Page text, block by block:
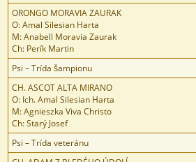
ORONGO MORAVIA ZAURAK
O: Amal Silesian Harta
M: Anabell Moravia Zaurak
Ch: Perík Martin
Psi – Trída šampionu
CH. ASCOT ALTA MIRANO
O: Ich. Amal Silesian Harta
M: Agnieszka Viva Christo
Ch: Starý Josef
Psi – Trída veteránu